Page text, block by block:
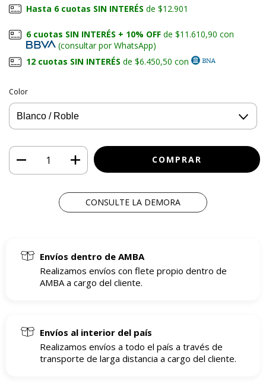
Hasta 6 cuotas SIN INTERÉS de $12.901
6 cuotas SIN INTERÉS + 10% OFFde $11.610,90 con
(consultar por WhatsApp)
12 cuotas SIN INTERÉS de $6.450,50 con
Color
CONSULTE LA DEMORA
Envíos dentro de AMBA
Realizamos envíos con flete propio dentro de
AMBA a cargo del cliente.
Envíos al interior del país
Realizamos envíos a todo el país a través de
transporte de larga distancia a cargo del cliente.